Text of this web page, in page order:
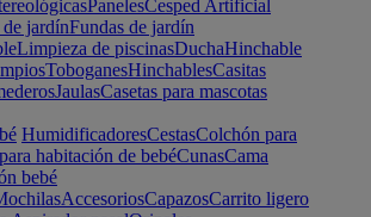
PanelesCesped Artificial
jardínFundas de jardín
Limpieza de piscinasDuchaHinchable
ToboganesHinchablesCasitas
JaulasCasetas para mascotas
HumidificadoresCestasColchón para
habitación de bebéCunasCama
bebé
AccesoriosCapazosCarrito ligero